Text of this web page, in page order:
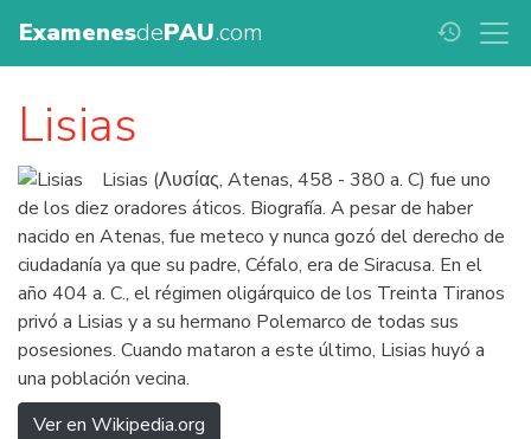
ExamenesdePAU.com history
Lisias
Lisias (Λυσίας, Atenas, 458 - 380 a. C) fue uno
de los diez oradores áticos. Biografía. A pesar de haber
nacido en Atenas, fue meteco y nunca gozó del derecho de
ciudadanía ya que su padre, Céfalo, era de Siracusa. En el
año 404 a. C., el régimen oligárquico de los Treinta Tiranos
privó a Lisias y a su hermano Polemarco de todas sus
posesiones. Cuando mataron a este último, Lisias huyó a
una población vecina.
Ver en Wikipedia.org